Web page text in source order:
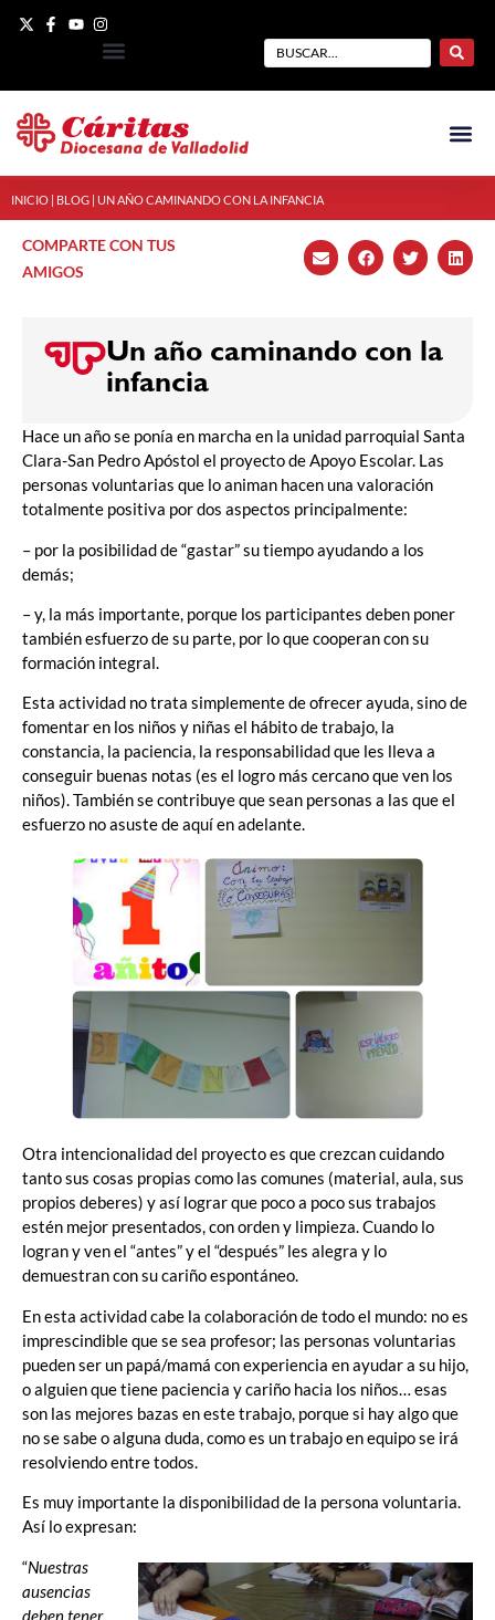
INICIO BLOG UN AÑO CAMINANDO CON LA INFANCIA
COMPARTE CON TUS
AMIGOS
Un año caminando con la
infancia
Hace un año se ponía en marcha en la unidad parroquial Santa
Clara-San Pedro Apóstol el proyecto de Apoyo Escolar. Las
personas voluntarias que lo animan hacen una valoración
totalmente positiva por dos aspectos principalmente:
– por la posibilidad de “gastar” su tiempo ayudando a los
demás;
– y, la más importante, porque los participantes deben poner
también esfuerzo de su parte, por lo que cooperan con su
formación integral.
Esta actividad no trata simplemente de ofrecer ayuda, sino de
fomentar en los niños y niñas el hábito de trabajo, la
constancia, la paciencia, la responsabilidad que les lleva a
conseguir buenas notas (es el logro más cercano que ven los
niños). También se contribuye que sean personas a las que el
esfuerzo no asuste de aquí en adelante.
Otra intencionalidad del proyecto es que crezcan cuidando
tanto sus cosas propias como las comunes (material, aula, sus
propios deberes) y así lograr que poco a poco sus trabajos
estén mejor presentados, con orden y limpieza. Cuando lo
logran y ven el “antes” y el “después” les alegra y lo
demuestran con su cariño espontáneo.
En esta actividad cabe la colaboración de todo el mundo: no es
imprescindible que se sea profesor; las personas voluntarias
pueden ser un papá/mamá con experiencia en ayudar a su hijo,
o alguien que tiene paciencia y cariño hacia los niños… esas
son las mejores bazas en este trabajo, porque si hay algo que
no se sabe o alguna duda, como es un trabajo en equipo se irá
resolviendo entre todos.
Es muy importante la disponibilidad de la persona voluntaria.
Así lo expresan:
“Nuestras
ausencias
deben tener